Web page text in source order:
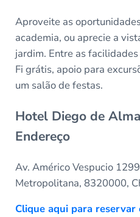
Aproveite as
academia, ou aprecie a
jardim. Entre as
Fi grátis, apoio para
um salão de festas.
Hotel Diego de
Endereço
Av. Américo Vespucio
Metropolitana, 8320000,
Clique aqui para